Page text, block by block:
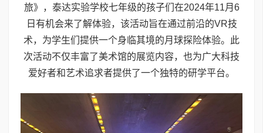
旅》，泰达实验学校七年级的孩子们在2024年11月6
日有机会来了解体验，该活动旨在通过前沿的VR技
术，为学生们提供一个身临其境的月球探险体验。此
次活动不仅丰富了美术馆的展览内容，也为广大科技
爱好者和艺术追求者提供了一个独特的研学平台。